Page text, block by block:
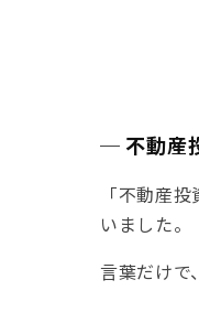
─ 不動産
「不動産
いました。
言葉だけで